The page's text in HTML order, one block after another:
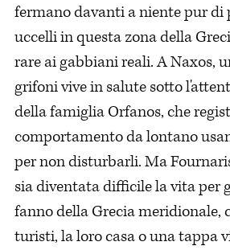
fermano davanti a niente pur di
uccelli in questa zona della
rare ai gabbiani reali. A Naxos,
grifoni vive in salute sotto
della famiglia Orfanos, che
comportamento da lontano
per non disturbarli. Ma
sia diventata difficile la vita per
fanno della Grecia meridionale,
turisti, la loro casa o una tappa